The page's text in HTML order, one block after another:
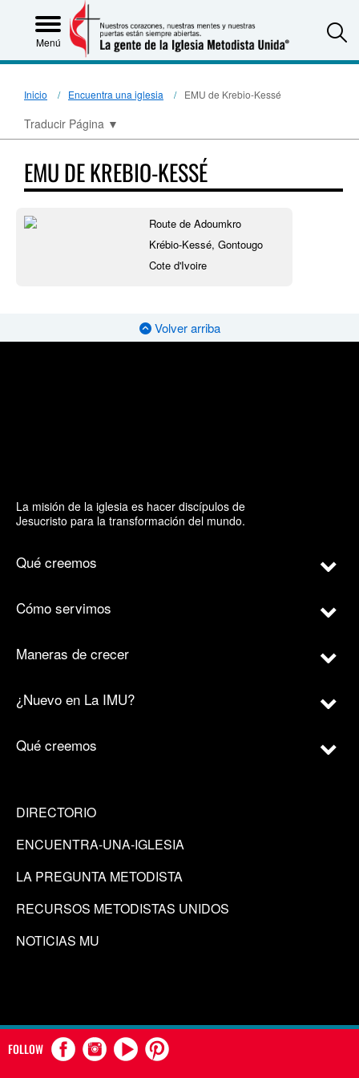
Menú
Inicio Encuentra una iglesia EMU de Krebio-Kessé
Traducir Página ▼
EMU DE KREBIO-KESSÉ
Route de Adoumkro
Krébio-Kessé, Gontougo
Cote d'Ivoire
Volver arriba
La misión de la iglesia es hacer discípulos de
Jesucristo para la transformación del mundo.
Qué creemos
Cómo servimos
Maneras de crecer
¿Nuevo en La IMU?
Qué creemos
DIRECTORIO
ENCUENTRA-UNA-IGLESIA
LA PREGUNTA METODISTA
RECURSOS METODISTAS UNIDOS
NOTICIAS MU
FOLLOW